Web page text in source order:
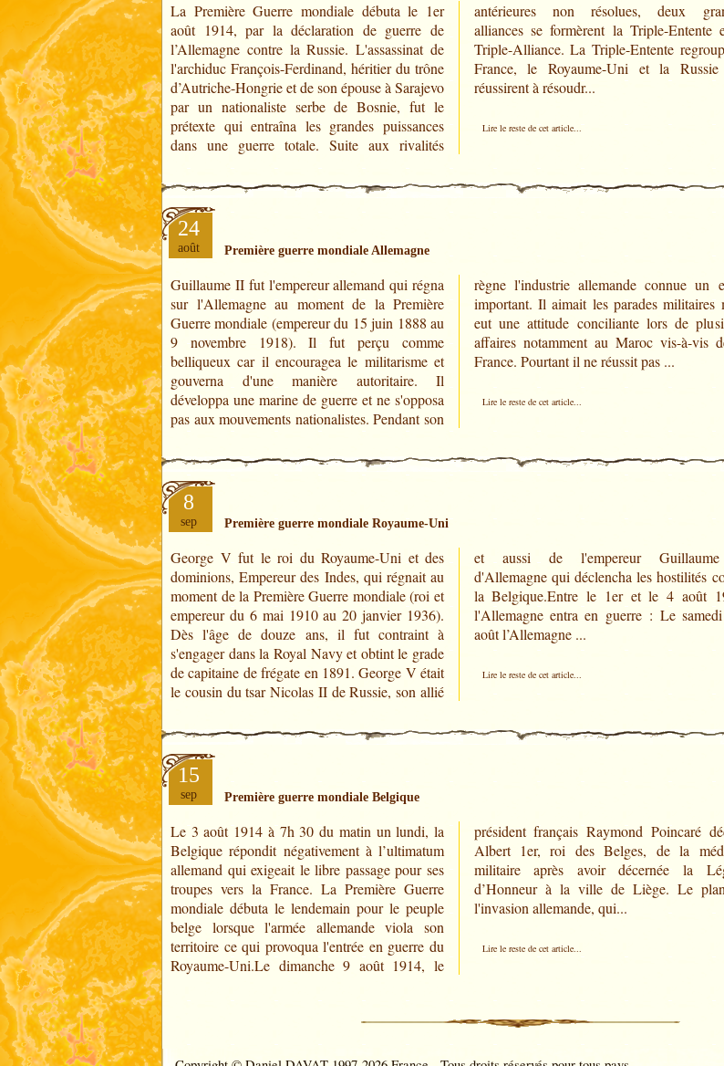
La Première Guerre mondiale débuta le 1er
août 1914, par la déclaration de guerre de
l’Allemagne contre la Russie. L'assassinat de
l'archiduc François-Ferdinand, héritier du trône
d’Autriche-Hongrie et de son épouse à Sarajevo
par un nationaliste serbe de Bosnie, fut le
prétexte qui entraîna les grandes puissances
dans une guerre totale. Suite aux rivalités
antérieures non résolues, deux grandes
alliances se formèrent la Triple-Entente et la
Triple-Alliance. La Triple-Entente regroupa la
France, le Royaume-Uni et la Russie qui
réussirent à résoudr...
Lire le reste de cet article...
24
août Première guerre mondiale Allemagne
Guillaume II fut l'empereur allemand qui régna
sur l'Allemagne au moment de la Première
Guerre mondiale (empereur du 15 juin 1888 au
9 novembre 1918). Il fut perçu comme
belliqueux car il encouragea le militarisme et
gouverna d'une manière autoritaire. Il
développa une marine de guerre et ne s'opposa
pas aux mouvements nationalistes. Pendant son
règne l'industrie allemande connue un essor
important. Il aimait les parades militaires mais
eut une attitude conciliante lors de plusieurs
affaires notamment au Maroc vis-à-vis de la
France. Pourtant il ne réussit pas ...
Lire le reste de cet article...
8
sep Première guerre mondiale Royaume-Uni
George V fut le roi du Royaume-Uni et des
dominions, Empereur des Indes, qui régnait au
moment de la Première Guerre mondiale (roi et
empereur du 6 mai 1910 au 20 janvier 1936).
Dès l'âge de douze ans, il fut contraint à
s'engager dans la Royal Navy et obtint le grade
de capitaine de frégate en 1891. George V était
le cousin du tsar Nicolas II de Russie, son allié
et aussi de l'empereur Guillaume II
d'Allemagne qui déclencha les hostilités contre
la Belgique.Entre le 1er et le 4 août 1914,
l'Allemagne entra en guerre : Le samedi 1er
août l’Allemagne ...
Lire le reste de cet article...
15
sep Première guerre mondiale Belgique
Le 3 août 1914 à 7h 30 du matin un lundi, la
Belgique répondit négativement à l’ultimatum
allemand qui exigeait le libre passage pour ses
troupes vers la France. La Première Guerre
mondiale débuta le lendemain pour le peuple
belge lorsque l'armée allemande viola son
territoire ce qui provoqua l'entrée en guerre du
Royaume-Uni.Le dimanche 9 août 1914, le
président français Raymond Poincaré décora
Albert 1er, roi des Belges, de la médaille
militaire après avoir décernée la Légion
d’Honneur à la ville de Liège. Le plan de
l'invasion allemande, qui...
Lire le reste de cet article...